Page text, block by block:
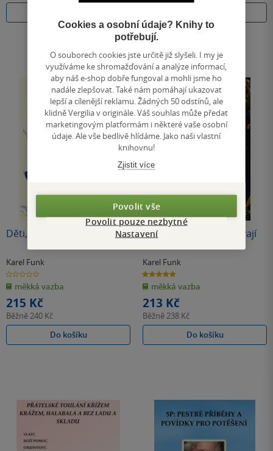
Děti, poslové z neznáma
Karel Funk
0.0
z
5
hvězdiček
měkká vazba
215 Kč
Běžně240 Kč
Do košíku
Když květiny promlouvají
Karel Funk
5.0
z
5
hvězdiček
měkká vazba
213 Kč
Běžně238 Kč
Do košíku
Cookies a osobní údaje? Knihy to
potřebují.
O souborech cookies jste určitě již slyšeli. I my je
využíváme ke shromažďování a analýze informací,
aby náš e-shop dobře fungoval a mohli jsme ho
nadále zlepšovat. Také nám pomáhají ukazovat
lepší a cílenější reklamu. Žádných 50 odstínů, ale
klidně Vergilia v originále. Váš souhlas může předat
marketingovým platformám i některé vaše osobní
údaje. Ale vše bedlivě hlídáme. Jako naši vlastní
knihovnu!
Zjistit více
Povolit vše
Povolit pouze nezbytné
Nastavení